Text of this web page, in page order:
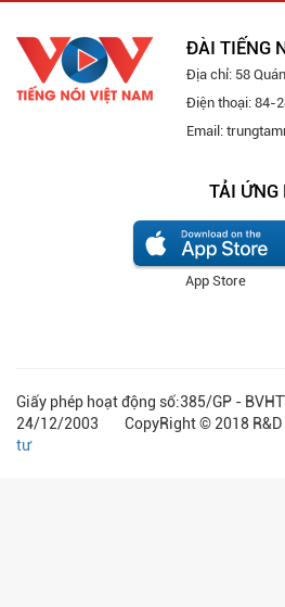
ĐÀI TIẾNG
Địa chỉ: 58
Điện thoại: 84-
Email:
TẢI ỨNG
App Store
Giấy phép hoạt động số:385/GP -
24/12/2003 CopyRight © 2018 R&D
tư